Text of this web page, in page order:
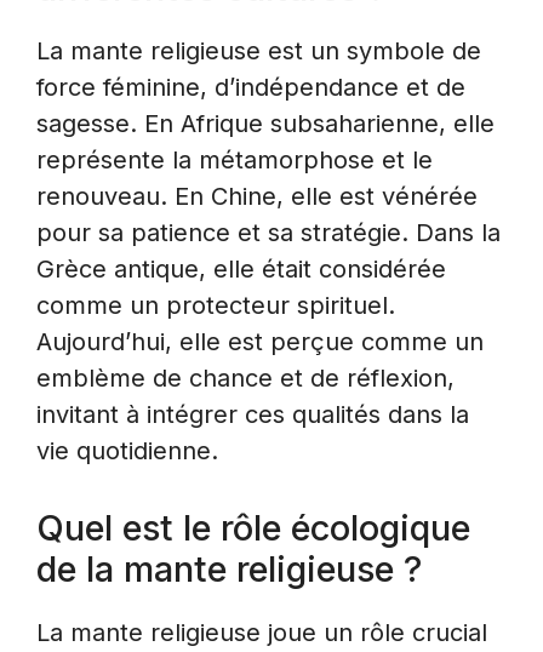
La mante religieuse est un symbole de
force féminine, d’indépendance et de
sagesse. En Afrique subsaharienne, elle
représente la métamorphose et le
renouveau. En Chine, elle est vénérée
pour sa patience et sa stratégie. Dans la
Grèce antique, elle était considérée
comme un protecteur spirituel.
Aujourd’hui, elle est perçue comme un
emblème de chance et de réflexion,
invitant à intégrer ces qualités dans la
vie quotidienne.
Quel est le rôle écologique
de la mante religieuse ?
La mante religieuse joue un rôle crucial